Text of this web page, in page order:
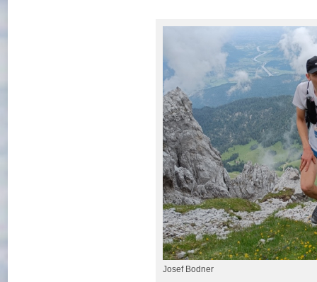
Josef Bodner